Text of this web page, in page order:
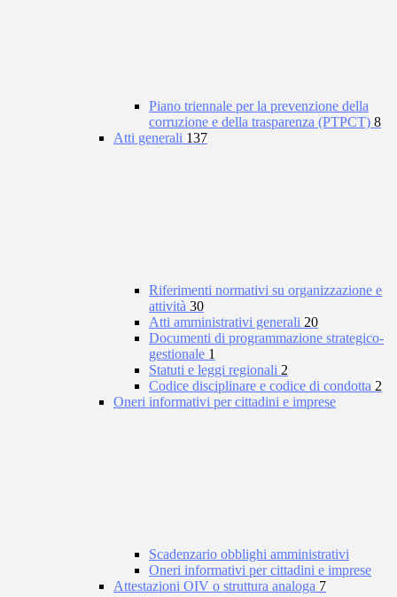
Piano triennale per la prevenzione della
corruzione e della trasparenza (PTPCT) 8
Atti generali 137
Riferimenti normativi su organizzazione e
attività 30
Atti amministrativi generali 20
Documenti di programmazione strategico-
gestionale 1
Statuti e leggi regionali 2
Codice disciplinare e codice di condotta 2
Oneri informativi per cittadini e imprese
Scadenzario obblighi amministrativi
Oneri informativi per cittadini e imprese
Attestazioni OIV o struttura analoga 7